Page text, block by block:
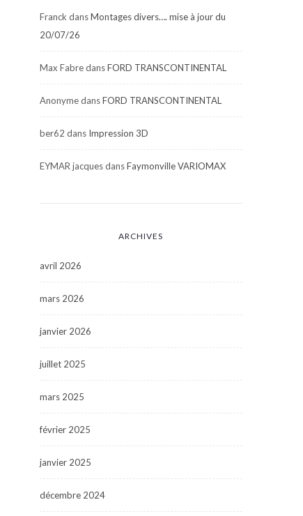
Franck dansMontages divers…. mise à jour du
20/07/26
Max FabredansFORD TRANSCONTINENTAL
AnonymedansFORD TRANSCONTINENTAL
ber62 dans Impression 3D
EYMAR jacquesdansFaymonville VARIOMAX
ARCHIVES
avril 2026
mars 2026
janvier 2026
juillet 2025
mars 2025
février 2025
janvier 2025
décembre 2024